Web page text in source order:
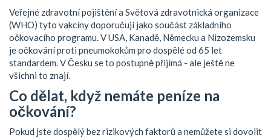
Veřejné zdravotní pojištění a Světová zdravotnická organizace
(WHO) tyto vakcíny doporučují jako součást základního
očkovacího programu. V USA, Kanadě, Německu a Nizozemsku
je očkování proti pneumokokům pro dospělé od 65 let
standardem. V Česku se to postupně přijímá - ale ještě ne
všichni to znají.
Co dělat, když nemáte peníze na
očkování?
Pokud jste dospělý bez rizikových faktorů a nemůžete si dovolit